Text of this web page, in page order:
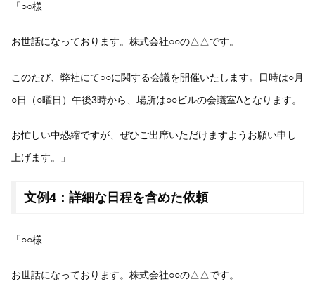
「○○様
お世話になっております。株式会社○○の△△です。
このたび、弊社にて○○に関する会議を開催いたします。日時は○月
○日（○曜日）午後3時から、場所は○○ビルの会議室Aとなります。
お忙しい中恐縮ですが、ぜひご出席いただけますようお願い申し
上げます。」
文例4：詳細な日程を含めた依頼
「○○様
お世話になっております。株式会社○○の△△です。